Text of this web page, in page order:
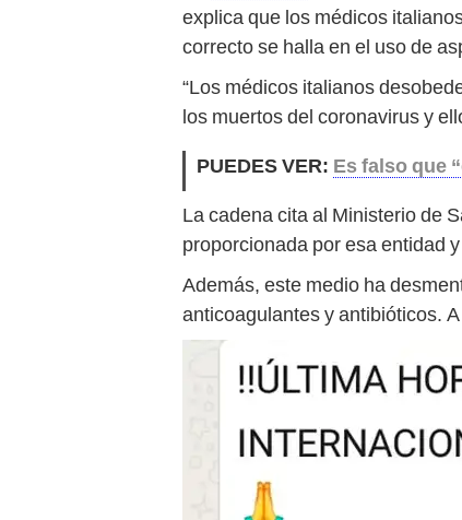
explica que los médicos
correcto se halla en el uso de
“Los médicos italianos
los muertos del coronavirus y
PUEDES VER: Es falso que
La cadena cita al Ministerio de
proporcionada por esa entidad
Además, este medio ha
anticoagulantes y antibióticos.